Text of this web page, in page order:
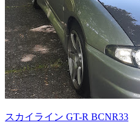
スカイライン GT-R BCNR33